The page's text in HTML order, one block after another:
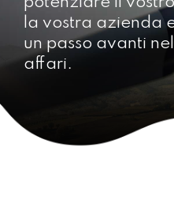
la vostra azienda
un passo avanti
affari.